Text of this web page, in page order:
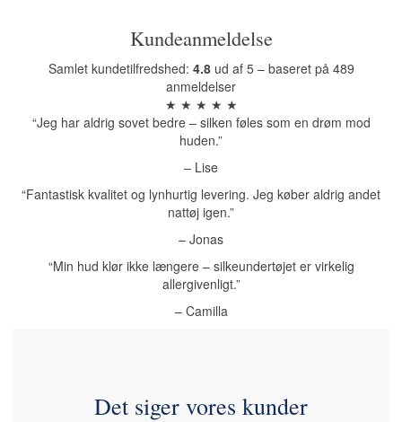
Kundeanmeldelse
Samlet kundetilfredshed: 4.8ud af 5 – baseret på 489
anmeldelser
★ ★ ★ ★ ★
“Jeg har aldrig sovet bedre – silken føles som en drøm mod
huden.”
– Lise
“Fantastisk kvalitet og lynhurtig levering. Jeg køber aldrig andet
nattøj igen.”
– Jonas
“Min hud klør ikke længere – silkeundertøjet er virkelig
allergivenligt.”
– Camilla
Det siger vores kunder